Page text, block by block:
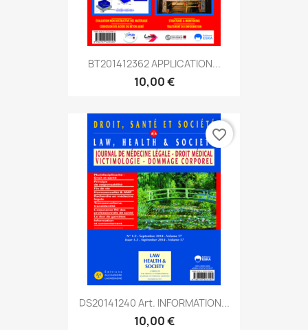
BT201412362 APPLICATION...
10,00 €
DS20141240 Art. INFORMATION...
10,00 €
favorite_border